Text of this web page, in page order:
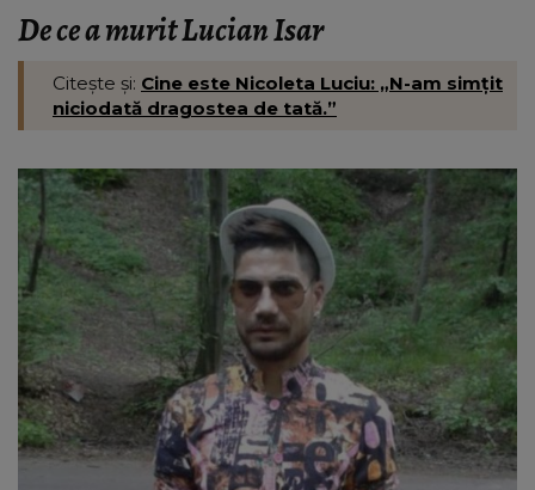
De ce a murit Lucian Isar
Citește și: Cine este Nicoleta Luciu: „N-am simţit
niciodată dragostea de tată.”